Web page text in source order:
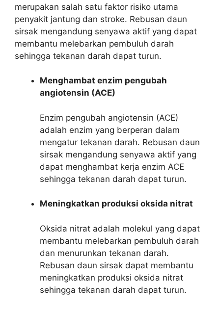
merupakan salah satu faktor risiko utama
penyakit jantung dan stroke. Rebusan daun
sirsak mengandung senyawa aktif yang dapat
membantu melebarkan pembuluh darah
sehingga tekanan darah dapat turun.
Menghambat enzim pengubah
angiotensin (ACE)
Enzim pengubah angiotensin (ACE)
adalah enzim yang berperan dalam
mengatur tekanan darah. Rebusan daun
sirsak mengandung senyawa aktif yang
dapat menghambat kerja enzim ACE
sehingga tekanan darah dapat turun.
Meningkatkan produksi oksida nitrat
Oksida nitrat adalah molekul yang dapat
membantu melebarkan pembuluh darah
dan menurunkan tekanan darah.
Rebusan daun sirsak dapat membantu
meningkatkan produksi oksida nitrat
sehingga tekanan darah dapat turun.